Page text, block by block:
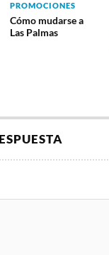
PROMOCIONES
Cómo mudarse a
Las Palmas